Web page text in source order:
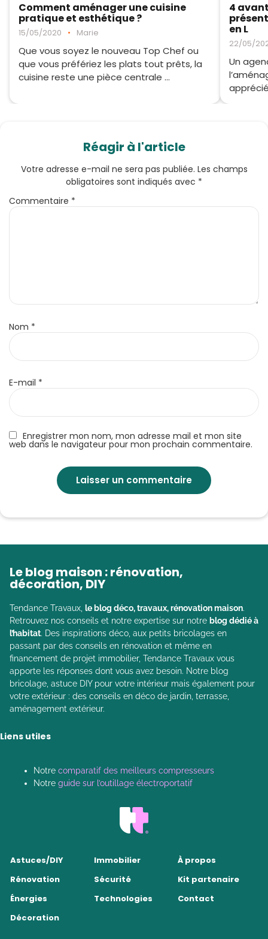
Comment aménager une cuisine
pratique et esthétique ?
15/05/2020 • Marie
Que vous soyez le nouveau Top Chef ou
que vous préfériez les plats tout prêts, la
cuisine reste une pièce centrale ...
4
en L
22/05/
Un
Réagir à l'article
Enregistrer mon nom, mon adresse mail et mon site
web dans le navigateur pour mon prochain commentaire.
Votre adresse e-mail ne sera pas publiée. Les champs
obligatoires sont indiqués avec *
Commentaire *
Nom *
E-mail *
Le blog maison : rénovation,
décoration, DIY
Tendance Travaux, le blog déco, travaux, rénovation maison.
Retrouvez nos conseils et notre expertise sur notre blog dédié à
l’habitat. Des inspirations déco, aux petits bricolages en
passant par des conseils en rénovation et même en
financement de projet immobilier, Tendance Travaux vous
apporte les réponses dont vous avez besoin. Notre blog
bricolage, astuce DIY pour votre intérieur mais également pour
votre extérieur : des conseils en déco de jardin, terrasse,
aménagement extérieur.
Liens utiles
Notre comparatif des meilleurs compresseurs
Notre guide sur l’outillage électroportatif
Astuces/DIY
Rénovation
Énergies
Décoration
Immobilier
Sécurité
Technologies
À propos
Kit partenaire
Contact